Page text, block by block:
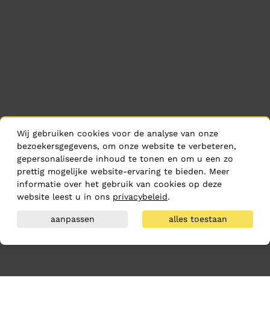
Wij gebruiken cookies voor de analyse van onze
bezoekersgegevens, om onze website te verbeteren,
gepersonaliseerde inhoud te tonen en om u een zo
prettig mogelijke website-ervaring te bieden. Meer
informatie over het gebruik van cookies op deze
website leest u in ons privacybeleid.
aanpassen alles toestaan